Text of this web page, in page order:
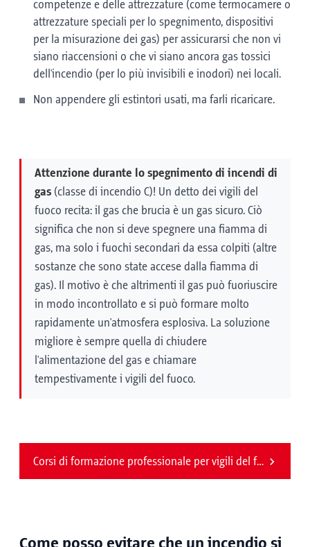
competenze e delle attrezzature (come termocamere o
attrezzature speciali per lo spegnimento, dispositivi
per la misurazione dei gas) per assicurarsi che non vi
siano riaccensioni o che vi siano ancora gas tossici
dell'incendio (per lo più invisibili e inodori) nei locali.
Non appendere gli estintori usati, ma farli ricaricare.
Attenzione durante lo spegnimento di incendi di
gas (classe di incendio C)! Un detto dei vigili del
fuoco recita: il gas che brucia è un gas sicuro. Ciò
significa che non si deve spegnere una fiamma di
gas, ma solo i fuochi secondari da essa colpiti (altre
sostanze che sono state accese dalla fiamma di
gas). Il motivo è che altrimenti il gas può fuoriuscire
in modo incontrollato e si può formare molto
rapidamente un'atmosfera esplosiva. La soluzione
migliore è sempre quella di chiudere
l'alimentazione del gas e chiamare
tempestivamente i vigili del fuoco.
Corsi di formazione professionale per vigili del fuoco